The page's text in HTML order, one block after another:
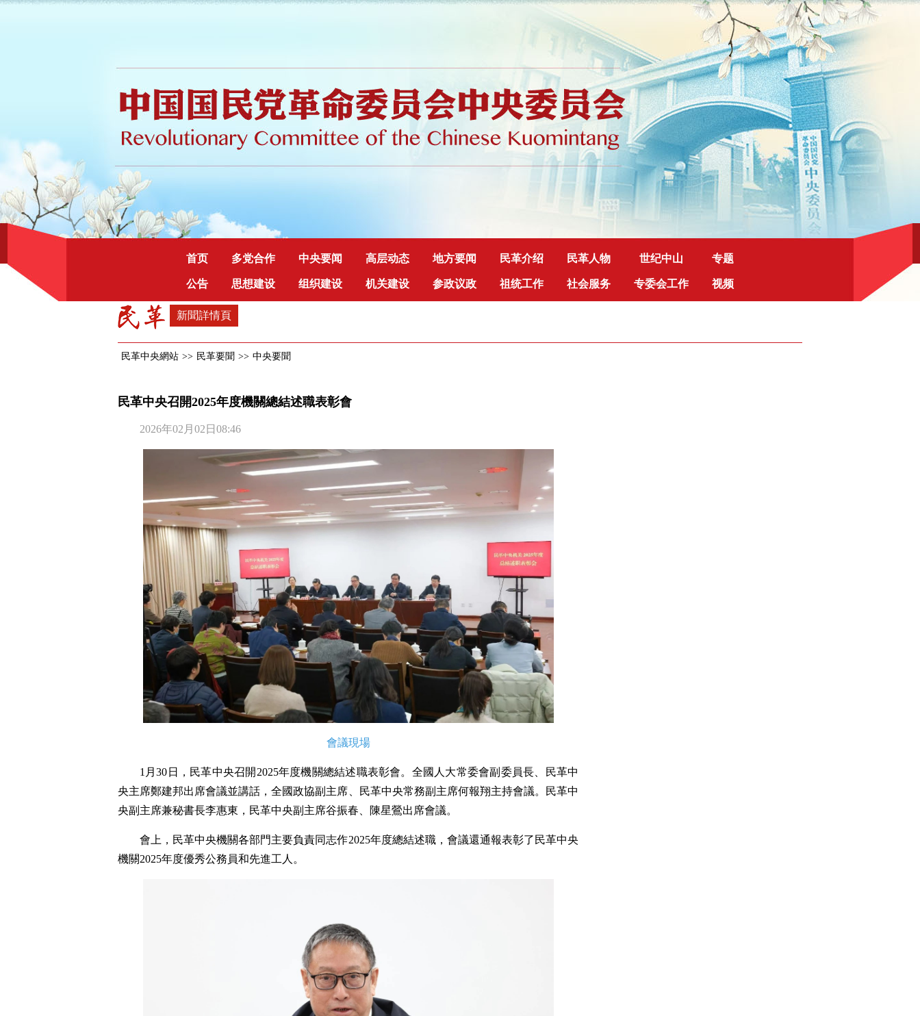
首页 多党合作 中央要闻 高层动态 地方要闻 民革介绍 民革人物 世纪中山 专题
公告 思想建设 组织建设 机关建设 参政议政 祖统工作 社会服务 专委会工作 视频
新聞詳情頁
民革中央網站 >> 民革要聞 >> 中央要聞
民革中央召開2025年度機關總結述職表彰會
2026年02月02日08:46
會議現場
1月30日，民革中央召開2025年度機關總結述職表彰會。全國人大常委會副委員長、民革中
央主席鄭建邦出席會議並講話，全國政協副主席、民革中央常務副主席何報翔主持會議。民革中
央副主席兼秘書長李惠東，民革中央副主席谷振春、陳星鶯出席會議。
會上，民革中央機關各部門主要負責同志作2025年度總結述職，會議還通報表彰了民革中央
機關2025年度優秀公務員和先進工人。